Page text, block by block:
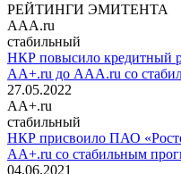
РЕЙТИНГИ ЭМИТЕНТА
AAA.ru
стабильный
НКР повысило кредитный
AA+.ru до AAA.ru со
27.05.2022
AA+.ru
стабильный
НКР присвоило ПАО
AA+.ru со стабильным
04.06.2021